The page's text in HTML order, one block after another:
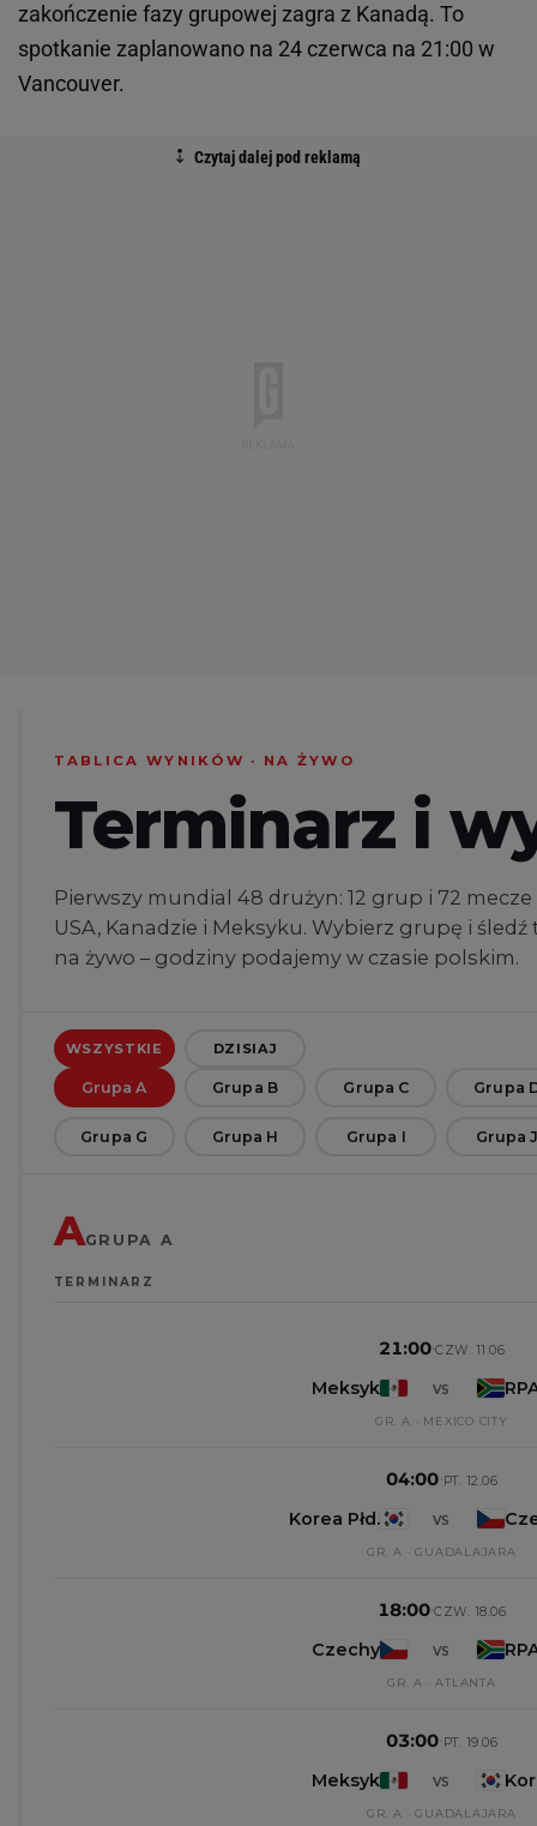
zakończenie fazy grupowej zagra z Kanadą. To
spotkanie zaplanowano na 24 czerwca na 21:00 w
Vancouver.